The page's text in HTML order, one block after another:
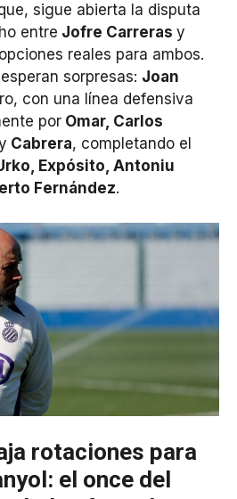
sigue abierta la disputa
entre Jofre Carreras y
reales para ambos.
sorpresas: Joan
con una línea defensiva
por Omar, Carlos
Cabrera, completando el
Expósito, Antoniu
Fernández.
rotaciones para
el once del